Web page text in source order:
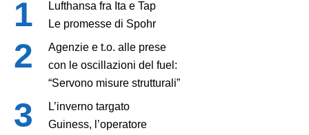
Lufthansa fra Ita e Tap
Le promesse di Spohr
Agenzie e t.o. alle prese
con le oscillazioni del fuel:
“Servono misure strutturali”
L’inverno targato
Guiness, l’operatore